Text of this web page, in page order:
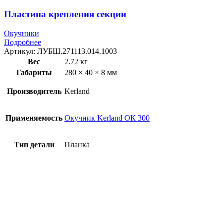
Пластина крепления секции
Окучники
Подробнее
Артикул: ЛУБШ.271113.014.1003
Вес
2.72 кг
Габариты
280 × 40 × 8 мм
Производитель Kerland
Применяемость Окучник Kerland ОК 300
Тип детали Планка